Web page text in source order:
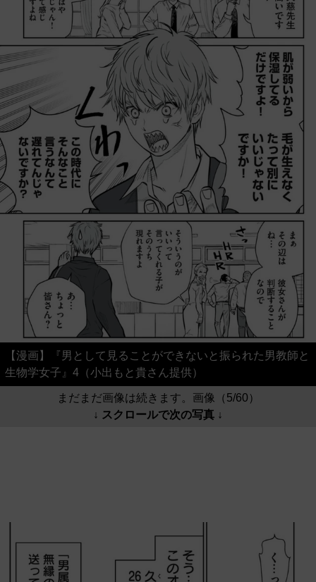
【漫画】『男として見ることができないと振られた男教師と
生物学女子』4（小出もと貴さん提供）
まだまだ画像は続きます。画像（5/60）
↓ スクロールで次の写真 ↓